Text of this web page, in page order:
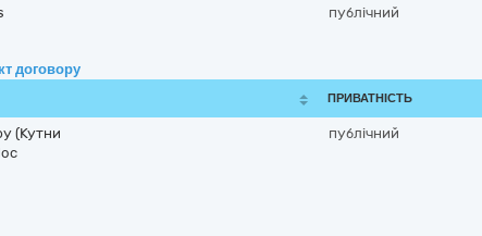
публічний
договору
ПРИВАТНІСТЬ
(Кутни
публічний